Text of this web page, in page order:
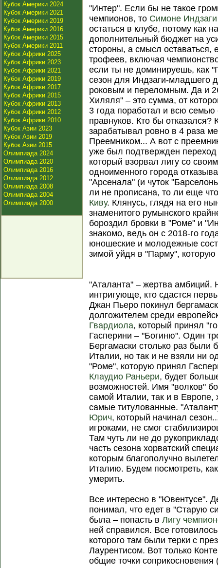
Кубок Америки 2024
Кубок Америки 2021
Кубок Америки 2019
Кубок Америки 2016
Кубок Америки 2015
Кубок Америки 2011
Кубок Африки 2025
Кубок Африки 2023
Кубок Африки 2021
Кубок Африки 2019
Кубок Африки 2017
Кубок Африки 2015
Кубок Африки 2013
Кубок Африки 2012
Кубок Африки 2010
Кубок Азии 2023
Кубок Азии 2019
Кубок Азии 2015
Олимпиада 2024
Олимпиада 2020
Олимпиада 2016
Олимпиада 2012
Олимпиада 2008
Олимпиада 2004
Олимпиада 2000
"Интер". Если бы не такое
чемпионов, то Симоне Индзаги
остаться в клубе, потому как
дополнительный бюджет на
стороны, а смысл оставаться,
трофеев, включая
если ты не доминируешь, как
сезон для Индзаги-младшего
роковым и переломным. Да и
Хиляля" – это сумма, от
3 года поработал и всю
правнуков. Кто бы
зарабатывал ровно в 4 раза
Преемником... А вот с
уже был подтвержден
который взорвал лигу со
одноименного города
"Арсенала" (и чуток
ли не прописана, то ли еще
Киву. Клянусь, глядя на его
знаменитого румынского
бороздил бровки в "Роме" и
знакомо, ведь он с 2018-го
юношеские и молодежные
зимой уйдя в "Парму",
"Аталанта" – жертва
интригующе, кто сдастся
Джан Пьеро покинул
долгожителем среди
Гвардиола, который принял
Гасперини – "Богиню". Один
Бергамаски столько раз были
Италии, но так и не взяли ни
"Роме", которую принял
Клаудио Раньери, будет
возможностей. Имя "волков"
самой Италии, так и в
самые титулованные.
Юрич, который начинал
игроками, не смог
Там чуть ли не до
часть сезона хорватский
которым благополучно
Италию. Будем посмотреть,
умерить.
Все интересно в "Ювентусе".
понимал, что едет в "Старую
была – попасть вЛигу
ней справился. Все
которого там были терки с
Лаурентисом. Вот только
общие точки соприкосновения